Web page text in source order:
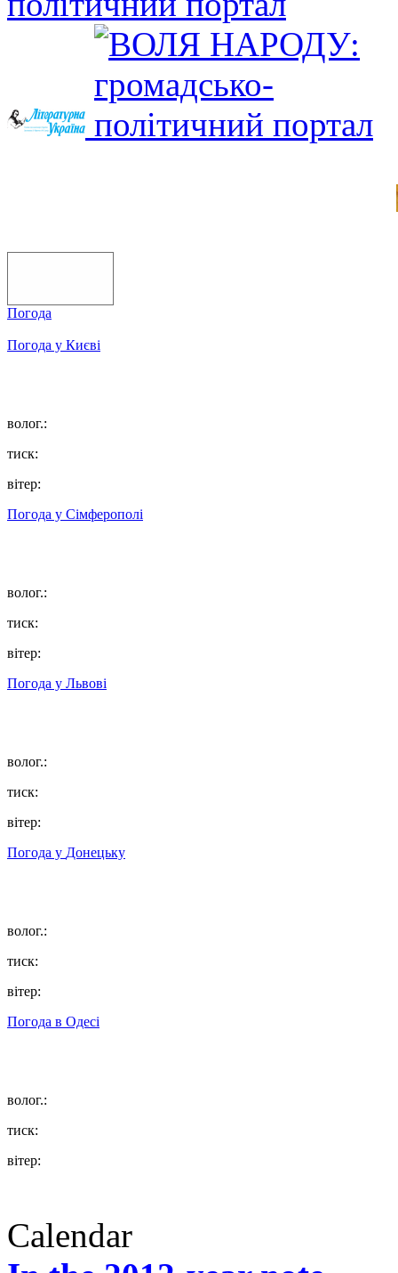
Погода
Погода у Києві
волог.:
тиск:
вітер:
Погода у Сімферополі
волог.:
тиск:
вітер:
Погода у Львові
волог.:
тиск:
вітер:
Погода у Донецьку
волог.:
тиск:
вітер:
Погода в Одесі
волог.:
тиск:
вітер:
Calendar